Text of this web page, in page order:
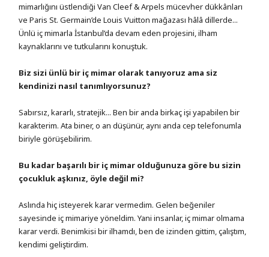
mimarlığını üstlendiği Van Cleef & Arpels mücevher dükkânları
ve Paris St. Germain’de Louis Vuitton mağazası hâlâ dillerde...
Ünlü iç mimarla İstanbul’da devam eden projesini, ilham
kaynaklarını ve tutkularını konuştuk.
Biz sizi ünlü bir iç mimar olarak tanıyoruz ama siz
kendinizi nasıl tanımlıyorsunuz?
Sabırsız, kararlı, stratejik... Ben bir anda birkaç işi yapabilen bir
karakterim. Ata biner, o an düşünür, aynı anda cep telefonumla
biriyle görüşebilirim.
Bu kadar başarılı bir iç mimar olduğunuza göre bu sizin
çocukluk aşkınız, öyle değil mi?
Aslında hiç isteyerek karar vermedim. Gelen beğeniler
sayesinde iç mimariye yöneldim. Yani insanlar, iç mimar olmama
karar verdi. Benimkisi bir ilhamdı, ben de izinden gittim, çalıştım,
kendimi geliştirdim.